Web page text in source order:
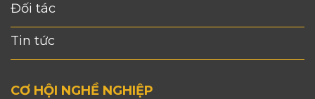
Đối tác
Tin tức
CƠ HỘI NGHỀ NGHIỆP